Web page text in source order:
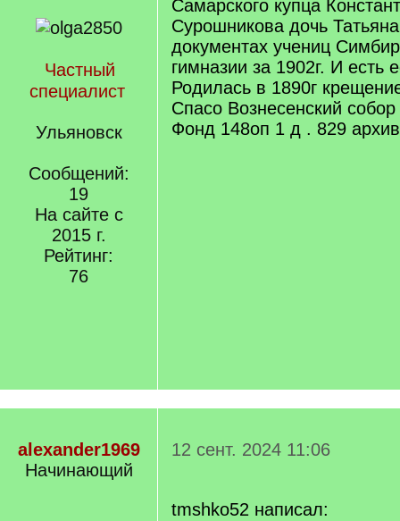
Частный
специалист
Ульяновск
Сообщений:
19
На сайте с
2015 г.
Рейтинг:
76
Самарского купца
Сурошникова дочь
документах учениц
гимназии за 1902г. И есть
Родилась в 1890г
Спасо Вознесенский собор
Фонд 148оп 1 д . 829
alexander1969
Начинающий
12 сент. 2024 11:06
tmshko52 написал: